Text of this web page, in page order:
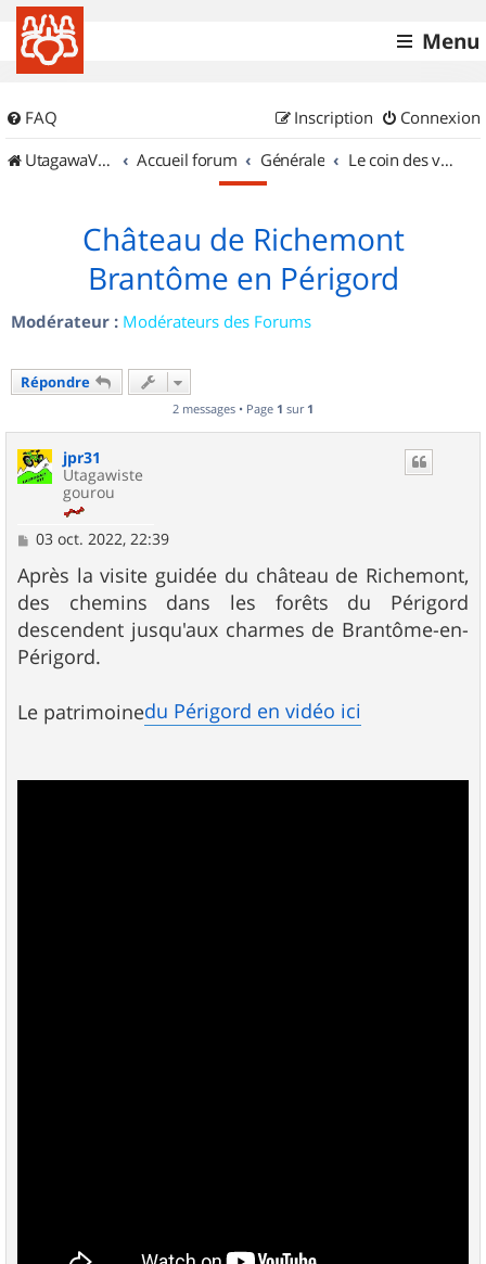
Menu
FAQ Connexion
Inscription
UtagawaVTT (Randos VTT et VTTAE avec traces GPS)
Accueil forum Générale Le coin des vidéastes
Château de Richemont
Brantôme en Périgord
Modérateur : Modérateurs des Forums
Répondre
2 messages • Page 1 sur 1
jpr31
Utagawiste
gourou
M
s
s
a
g
e
03 oct. 2022, 22:39
Après la visite guidée du château de Richemont,
des chemins dans les forêts du Périgord
descendent jusqu'aux charmes de Brantôme-en-
Périgord.
Le patrimoinedu Périgord en vidéo ici